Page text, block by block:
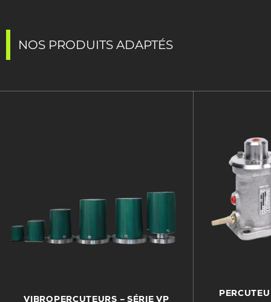
NOS PRODUITS ADAPTÉS
VIBROPERCUTEURS – SÉRIE VP